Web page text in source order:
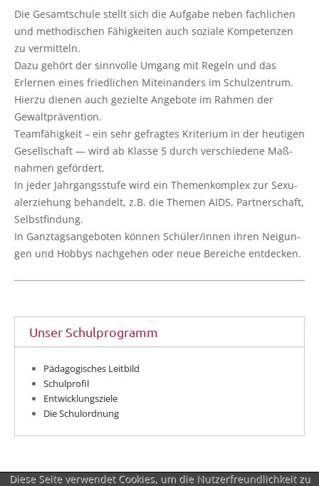
Die Gesamt­schu­le stellt sich die Auf­ga­be neben fach­li­chen
und metho­di­schen Fähig­kei­ten auch sozia­le Kom­pe­ten­zen
zu vermitteln.
Dazu gehört der sinn­vol­le Umgang mit Regeln und das
Erler­nen eines fried­li­chen Mit­ein­an­ders im Schulzentrum.
Hier­zu die­nen auch geziel­te Ange­bo­te im Rah­men der
Gewaltprävention.
Team­fä­hig­keit – ein sehr gefrag­tes Kri­te­ri­um in der heu­ti­gen
Gesell­schaft — wird ab Klas­se 5 durch ver­schie­de­ne Maß­
nah­men gefördert.
In jeder Jahr­gangs­stu­fe wird ein The­men­kom­plex zur Sexu­
al­erzie­hung behan­delt, z.B. die The­men AIDS, Part­ner­schaft,
Selbstfindung.
In Ganz­tags­an­ge­bo­ten kön­nen Schüler/innen ihren Nei­gun­
gen und Hob­bys nach­ge­hen oder neue Berei­che entdecken.
Unser Schulprogramm
Pädagogisches Leitbild
Schulprofil
Entwicklungsziele
Die Schulordnung
Diese Seite verwendet Cookies, um die Nutzerfreundlichkeit zu